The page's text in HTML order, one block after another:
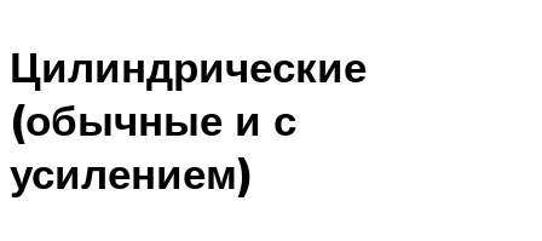
Цилиндрические
(обычные и с
усилением)